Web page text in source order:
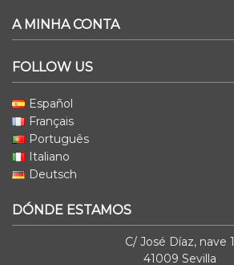
A MINHA CONTA
FOLLOW US
Español
Français
Português
Italiano
Deutsch
DÓNDE ESTAMOS
C/ José Díaz, nave 1
41009 Sevilla